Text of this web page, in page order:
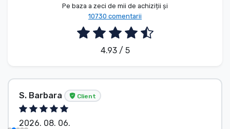
Pe baza a zeci de mii de achiziții și
10730 comentarii
4.93 / 5
S. Barbara Client
2026. 08. 06.